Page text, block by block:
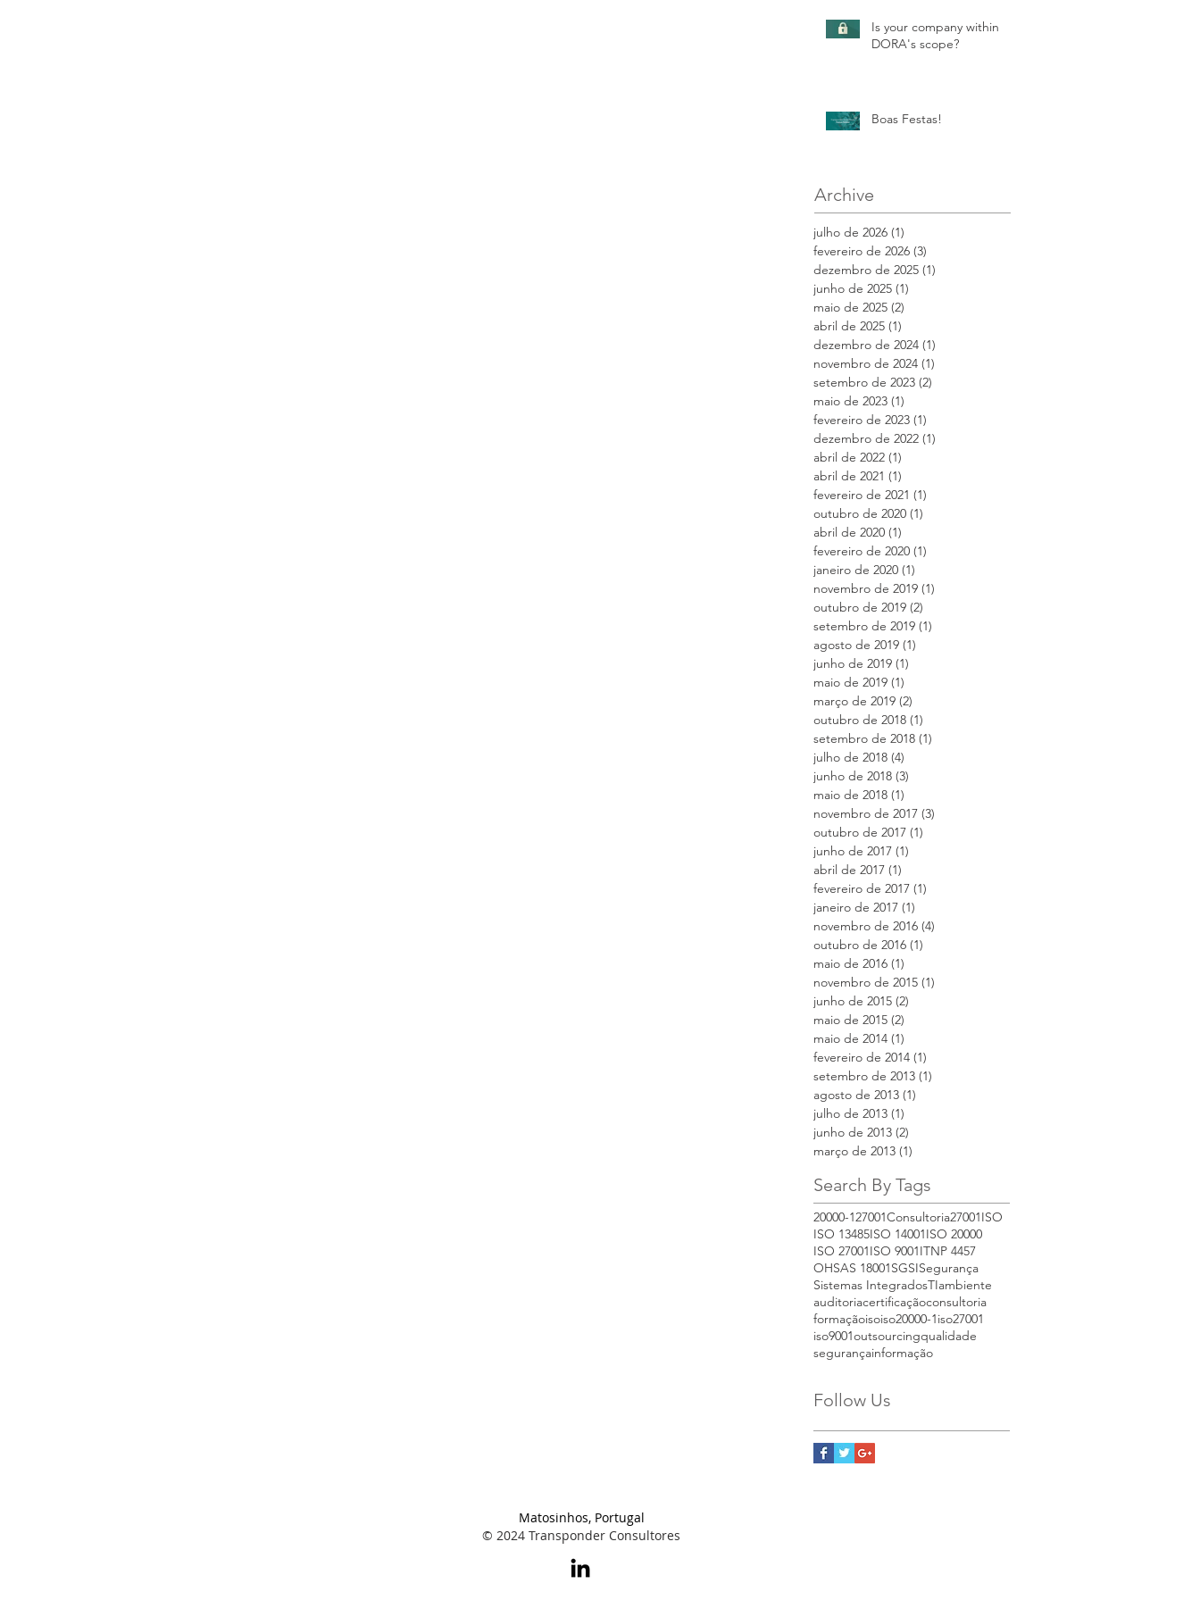
Is your company within
DORA's scope?
Boas Festas!
Archive
julho de 2026 (1)
fevereiro de 2026 (3)
dezembro de 2025 (1)
junho de 2025 (1)
maio de 2025 (2)
abril de 2025 (1)
dezembro de 2024 (1)
novembro de 2024 (1)
setembro de 2023 (2)
maio de 2023 (1)
fevereiro de 2023 (1)
dezembro de 2022 (1)
abril de 2022 (1)
abril de 2021 (1)
fevereiro de 2021 (1)
outubro de 2020 (1)
abril de 2020 (1)
fevereiro de 2020 (1)
janeiro de 2020 (1)
novembro de 2019 (1)
outubro de 2019 (2)
setembro de 2019 (1)
agosto de 2019 (1)
junho de 2019 (1)
maio de 2019 (1)
março de 2019 (2)
outubro de 2018 (1)
setembro de 2018 (1)
julho de 2018 (4)
junho de 2018 (3)
maio de 2018 (1)
novembro de 2017 (3)
outubro de 2017 (1)
junho de 2017 (1)
abril de 2017 (1)
fevereiro de 2017 (1)
janeiro de 2017 (1)
novembro de 2016 (4)
outubro de 2016 (1)
maio de 2016 (1)
novembro de 2015 (1)
junho de 2015 (2)
maio de 2015 (2)
maio de 2014 (1)
fevereiro de 2014 (1)
setembro de 2013 (1)
agosto de 2013 (1)
julho de 2013 (1)
junho de 2013 (2)
março de 2013 (1)
Search By Tags
20000-127001Consultoria27001ISO
ISO 13485ISO 14001ISO 20000
ISO 27001ISO 9001ITNP 4457
OHSAS 18001SGSISegurança
Sistemas IntegradosTIambiente
auditoriacertificaçãoconsultoria
formaçãoisoiso20000-1iso27001
iso9001outsourcingqualidade
segurançainformação
Follow Us
Matosinhos, Portugal
© 2024 Transponder Consultores